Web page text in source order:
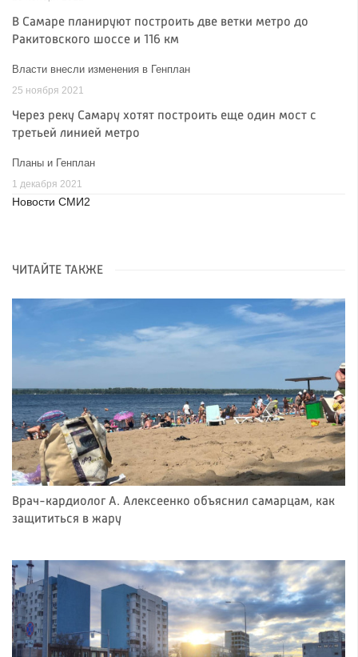
В Самаре планируют построить две ветки метро до
Ракитовского шоссе и 116 км
Власти внесли изменения в Генплан
25 ноября 2021
Через реку Самару хотят построить еще один мост с
третьей линией метро
Планы и Генплан
1 декабря 2021
Новости СМИ2
ЧИТАЙТЕ ТАКЖЕ
Врач-кардиолог А. Алексеенко объяснил самарцам, как
защититься в жару